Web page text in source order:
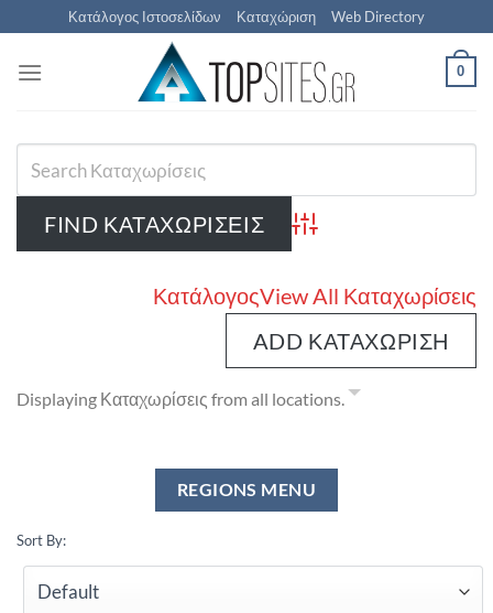
Μετάβαση
στο
περιεχόμενο
Κατάλογος Ιστοσελίδων Καταχώριση Web Directory
0
Advanced Search
ΚατάλογοςView All Καταχωρίσεις
ADD ΚΑΤΑΧΏΡΙΣΗ
Displaying Καταχωρίσεις from all locations.
Sort By: